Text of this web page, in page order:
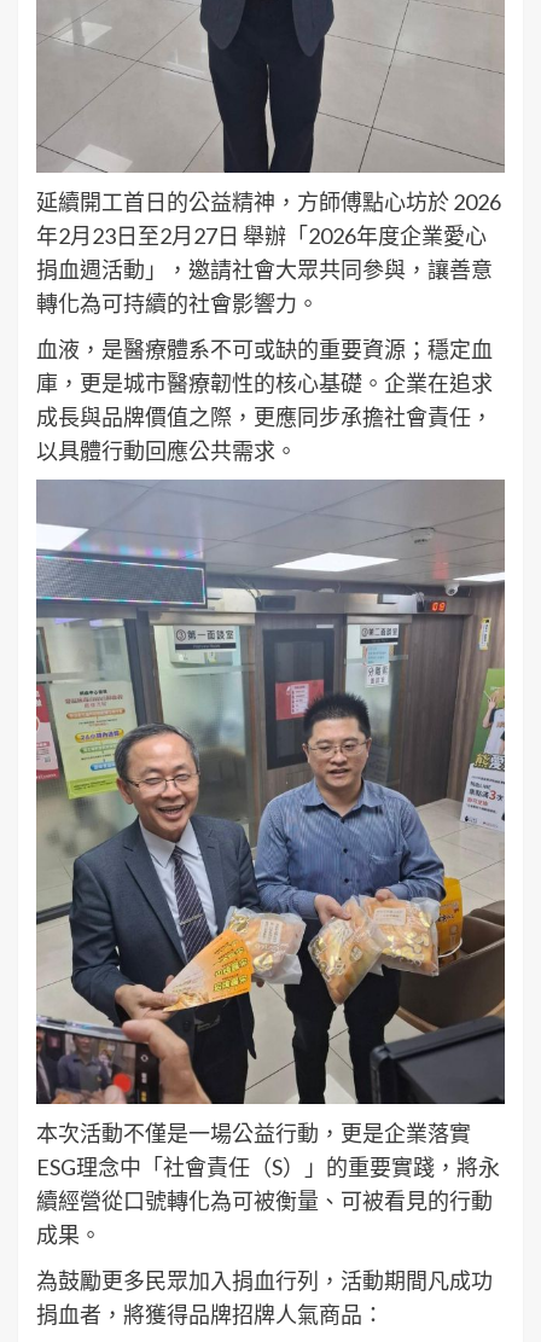
延續開工首日的公益精神，方師傅點心坊於 2026
年2月23日至2月27日 舉辦「2026年度企業愛心
捐血週活動」，邀請社會大眾共同參與，讓善意
轉化為可持續的社會影響力。
血液，是醫療體系不可或缺的重要資源；穩定血
庫，更是城市醫療韌性的核心基礎。企業在追求
成長與品牌價值之際，更應同步承擔社會責任，
以具體行動回應公共需求。
本次活動不僅是一場公益行動，更是企業落實
ESG理念中「社會責任（S）」的重要實踐，將永
續經營從口號轉化為可被衡量、可被看見的行動
成果。
為鼓勵更多民眾加入捐血行列，活動期間凡成功
捐血者，將獲得品牌招牌人氣商品：